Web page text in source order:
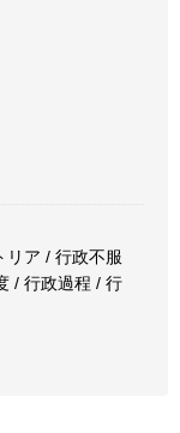
リア / 行政不服
/ 行政過程 / 行